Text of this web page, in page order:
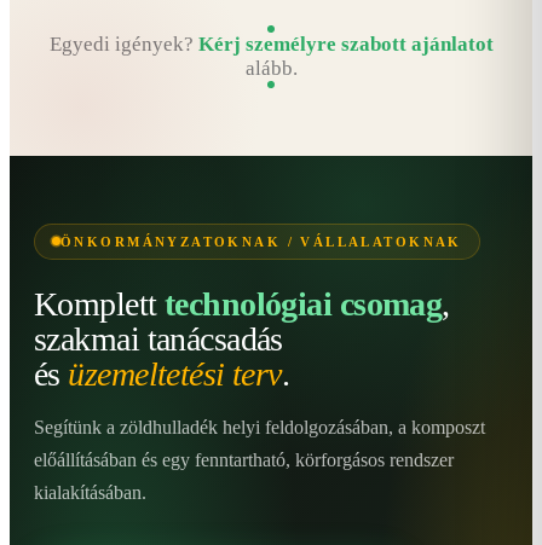
Egyedi igények? Kérj személyre szabott ajánlatot
alább.
ÖNKORMÁNYZATOKNAK / VÁLLALATOKNAK
Kompletttechnológiai csomag,
szakmai tanácsadás
és üzemeltetési terv.
Segítünk a zöldhulladék helyi feldolgozásában, a komposzt
előállításában és egy fenntartható, körforgásos rendszer
kialakításában.